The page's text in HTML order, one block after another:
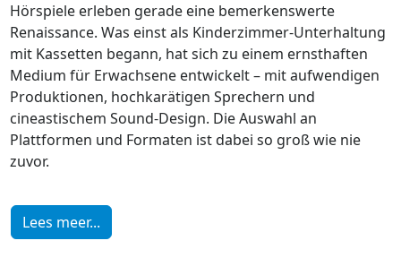
Hörspiele erleben gerade eine bemerkenswerte
Renaissance. Was einst als Kinderzimmer-Unterhaltung
mit Kassetten begann, hat sich zu einem ernsthaften
Medium für Erwachsene entwickelt – mit aufwendigen
Produktionen, hochkarätigen Sprechern und
cineastischem Sound-Design. Die Auswahl an
Plattformen und Formaten ist dabei so groß wie nie
zuvor.
Lees meer...